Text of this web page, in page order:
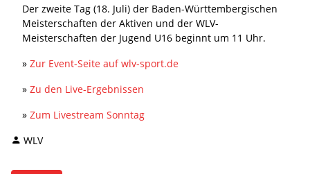
Der zweite Tag (18. Juli) der Baden-Württembergischen
Meisterschaften der Aktiven und der WLV-
Meisterschaften der Jugend U16 beginnt um 11 Uhr.
» Zur Event-Seite auf wlv-sport.de
» Zu den Live-Ergebnissen
» Zum Livestream Sonntag
WLV